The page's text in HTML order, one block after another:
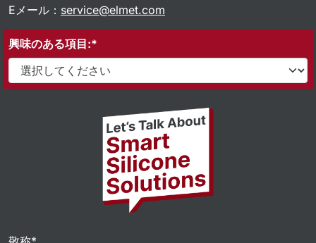
Eメール： service@elmet.com
興味のある項目:*